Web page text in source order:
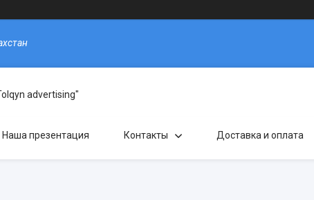
advertising"
Наша презентация Контакты Доставка и оплата